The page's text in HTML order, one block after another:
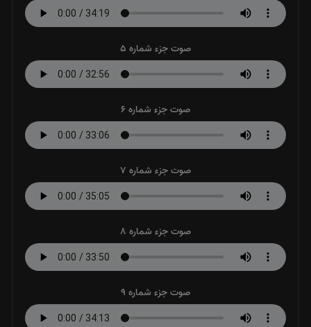
صوت جزء شماره 5
صوت جزء شماره 6
صوت جزء شماره 7
صوت جزء شماره 8
صوت جزء شماره 9